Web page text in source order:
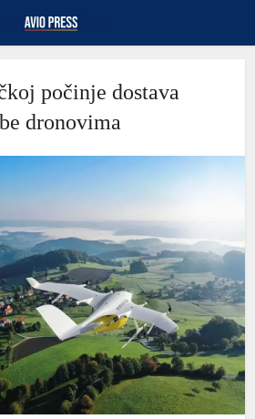
počinje dostava
dronovima